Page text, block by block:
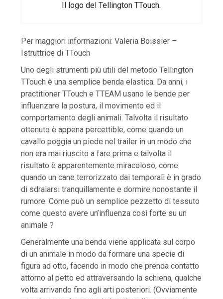
Il logo del Tellington TTouch.
Per maggiori informazioni: Valeria Boissier –
Istruttrice di TTouch
Uno degli strumenti più utili del metodo Tellington
TTouch è una semplice benda elastica. Da anni, i
practitioner TTouch e TTEAM usano le bende per
influenzare la postura, il movimento ed il
comportamento degli animali. Talvolta il risultato
ottenuto è appena percettible, come quando un
cavallo poggia un piede nel trailer in un modo che
non era mai riuscito a fare prima e talvolta il
risultato è apparentemente miracoloso, come
quando un cane terrorizzato dai temporali è in grado
di sdraiarsi tranquillamente e dormire nonostante il
rumore. Come può un semplice pezzetto di tessuto
come questo avere un’influenza così forte su un
animale ?
Generalmente una benda viene applicata sul corpo
di un animale in modo da formare una specie di
figura ad otto, facendo in modo che prenda contatto
attorno al petto ed attraversando la schiena, qualche
volta arrivando fino agli arti posteriori. (Ovviamente